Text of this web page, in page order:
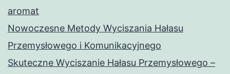
aromat
Nowoczesne Metody Wyciszania Hałasu
Przemysłowego i Komunikacyjnego
Skuteczne Wyciszanie Hałasu Przemysłowego –